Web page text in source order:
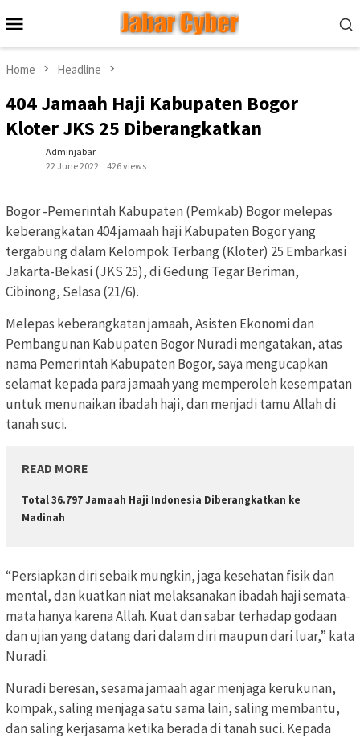
to
contentMenu
Home Headline
404 Jamaah Haji Kabupaten Bogor
Kloter JKS 25 Diberangkatkan
Adminjabar
22 June 2022
426 views
Bogor -Pemerintah Kabupaten (Pemkab) Bogor melepas
keberangkatan 404 jamaah haji Kabupaten Bogor yang
tergabung dalam Kelompok Terbang (Kloter) 25 Embarkasi
Jakarta-Bekasi (JKS 25), di Gedung Tegar Beriman,
Cibinong, Selasa (21/6).
Melepas keberangkatan jamaah, Asisten Ekonomi dan
Pembangunan Kabupaten Bogor Nuradi mengatakan, atas
nama Pemerintah Kabupaten Bogor, saya mengucapkan
selamat kepada para jamaah yang memperoleh kesempatan
untuk menunaikan ibadah haji, dan menjadi tamu Allah di
tanah suci.
READ MORE
Total 36.797 Jamaah Haji Indonesia Diberangkatkan ke
Madinah
“Persiapkan diri sebaik mungkin, jaga kesehatan fisik dan
mental, dan kuatkan niat melaksanakan ibadah haji semata-
mata hanya karena Allah. Kuat dan sabar terhadap godaan
dan ujian yang datang dari dalam diri maupun dari luar,” kata
Nuradi.
Nuradi beresan, sesama jamaah agar menjaga kerukunan,
kompak, saling menjaga satu sama lain, saling membantu,
dan saling kerjasama ketika berada di tanah suci. Kepada